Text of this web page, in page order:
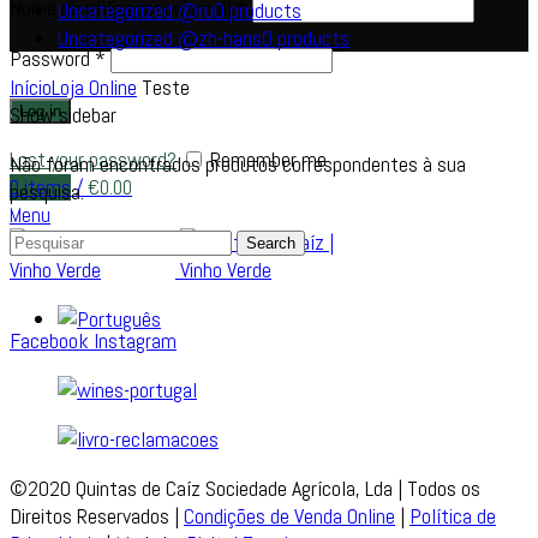
Nome de utilizador ou email*
Password*
Log in
Lost your password? Remember me
0items /€0.00
Menu
Uncategorized @ru0 products
Uncategorized @zh-hans0 products
InícioLoja Online Teste
Show sidebar
Não foram encontrados produtos correspondentes à sua
pesquisa.
Search
Facebook Instagram
©2020 Quintas de Caíz Sociedade Agrícola, Lda | Todos os
Direitos Reservados | Condições de Venda Online | Política de